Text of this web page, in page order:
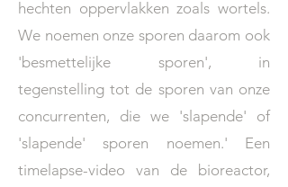
hechten oppervlakken zoals wortels.
We noemen onze sporen daarom ook
'besmettelijke sporen', in
tegenstelling tot de sporen van onze
concurrenten, die we 'slapende' of
'slapende' sporen noemen.' Een
timelapse-video van de bioreactor,